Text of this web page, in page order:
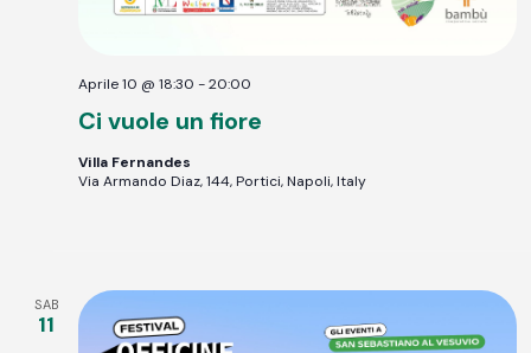
Ci vuole un fiore
Aprile 10 @ 18:30 -20:00
Villa Fernandes
Via Armando Diaz, 144, Portici, Napoli, Italy
SAB
11